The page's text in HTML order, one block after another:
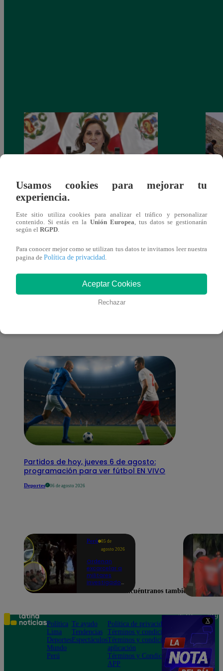
X
salario presidencial se aplique desde 2026
También te puede
Partidos de hoy, jueves 6 de agosto:
programación para ver fútbol EN VIVO
Deportes 06 de agosto 2026
Perú
05 de
agosto 2026
Ordenan
excarcelar a
militares
investigados
Colcabamba
Usamos cookies para mejorar tu
experiencia.
Este sitio utiliza cookies para analizar el tráfico y personalizar
contenido. Si estás en la Unión Europea , tus datos se gestionarán
según el RGPD
Para conocer mejor como se utilizan tus datos te invitamos leer nuestra
pagina de Política de privacidad
Aceptar Cookies
Rechazar
Encuéntranos también en
Política
Lima
Deportes
Mundo
Perú
Te ayudo
Tendencias
Espectáculos
Política de privacidad
Términos y condiciones
Términos y condiciones
aplicación
Términos y Condiciones
APP
Teléfono: 219
Av. San
Felipe 968
Jesús María